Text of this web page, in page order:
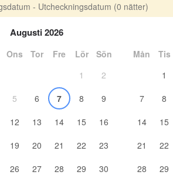
- Utcheckningsdatum (0 nätter)
Augusti 2026
Ons Tor Fre Lör
Sön
1
2
5 6 7 8
9
12 13 14 15
16
19 20 21 22
23
26 27 28 29
30
Mån Tis
1
7
8
14
15
21
22
28
29